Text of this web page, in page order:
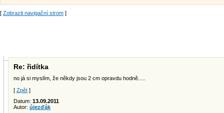
[ Zobrazit navigační strom ]
Re: řidítka
no já si myslím, že někdy jsou 2 cm opravdu hodně.....
[ Zpět ]
Datum: 13.09.2011
Autor: újezďák